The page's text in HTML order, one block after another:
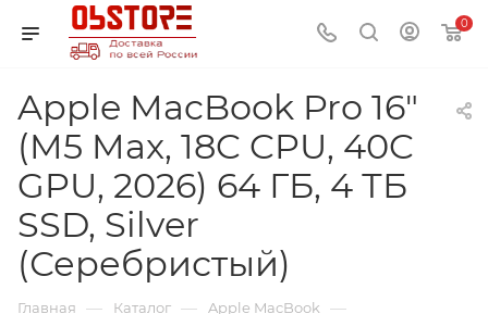
0
Apple MacBook Pro 16"
(M5 Max, 18C CPU, 40C
GPU, 2026) 64 ГБ, 4 ТБ
SSD, Silver
(Серебристый)
Главная — Каталог — Apple MacBook —